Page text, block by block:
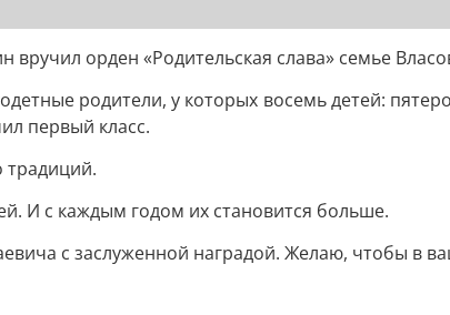
орден «Родительская слава» семье
родители, у которых восемь детей:
первый класс.
традиций.
И с каждым годом их становится больше.
с заслуженной наградой. Желаю, чтобы в